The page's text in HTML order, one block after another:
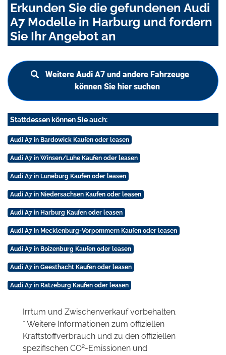
Erkunden Sie die gefundenen Audi
A7 Modelle in Harburg und fordern
Sie Ihr Angebot an
Weitere Audi A7 und andere Fahrzeuge
können Sie hier suchen
Stattdessen können Sie auch:
Audi A7 in Bardowick Kaufen oder leasen
Audi A7 in Winsen/Luhe Kaufen oder leasen
Audi A7 in Lüneburg Kaufen oder leasen
Audi A7 in Niedersachsen Kaufen oder leasen
Audi A7 in Harburg Kaufen oder leasen
Audi A7 in Mecklenburg-Vorpommern Kaufen oder leasen
Audi A7 in Boizenburg Kaufen oder leasen
Audi A7 in Geesthacht Kaufen oder leasen
Audi A7 in Ratzeburg Kaufen oder leasen
Irrtum und Zwischenverkauf vorbehalten.
* Weitere Informationen zum offiziellen
Kraftstoffverbrauch und zu den offiziellen
spezifischen CO2-Emissionen und